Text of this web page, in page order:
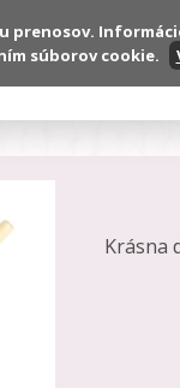
Reklamačné
Krásna
súborov cookie.